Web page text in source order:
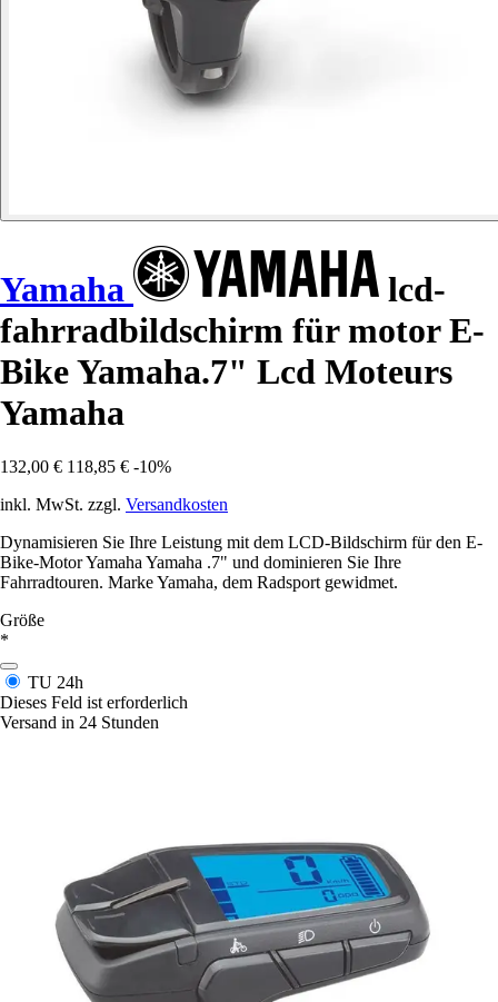
Yamaha
lcd-
fahrradbildschirm für motor E-
Bike Yamaha.7" Lcd Moteurs
Yamaha
132,00 € 118,85 € -10%
inkl. MwSt. zzgl. Versandkosten
Dynamisieren Sie Ihre Leistung mit dem LCD-Bildschirm für den E-
Bike-Motor Yamaha Yamaha .7" und dominieren Sie Ihre
Fahrradtouren. Marke Yamaha, dem Radsport gewidmet.
Größe
*
TU 24h
Dieses Feld ist erforderlich
Versand in 24 Stunden